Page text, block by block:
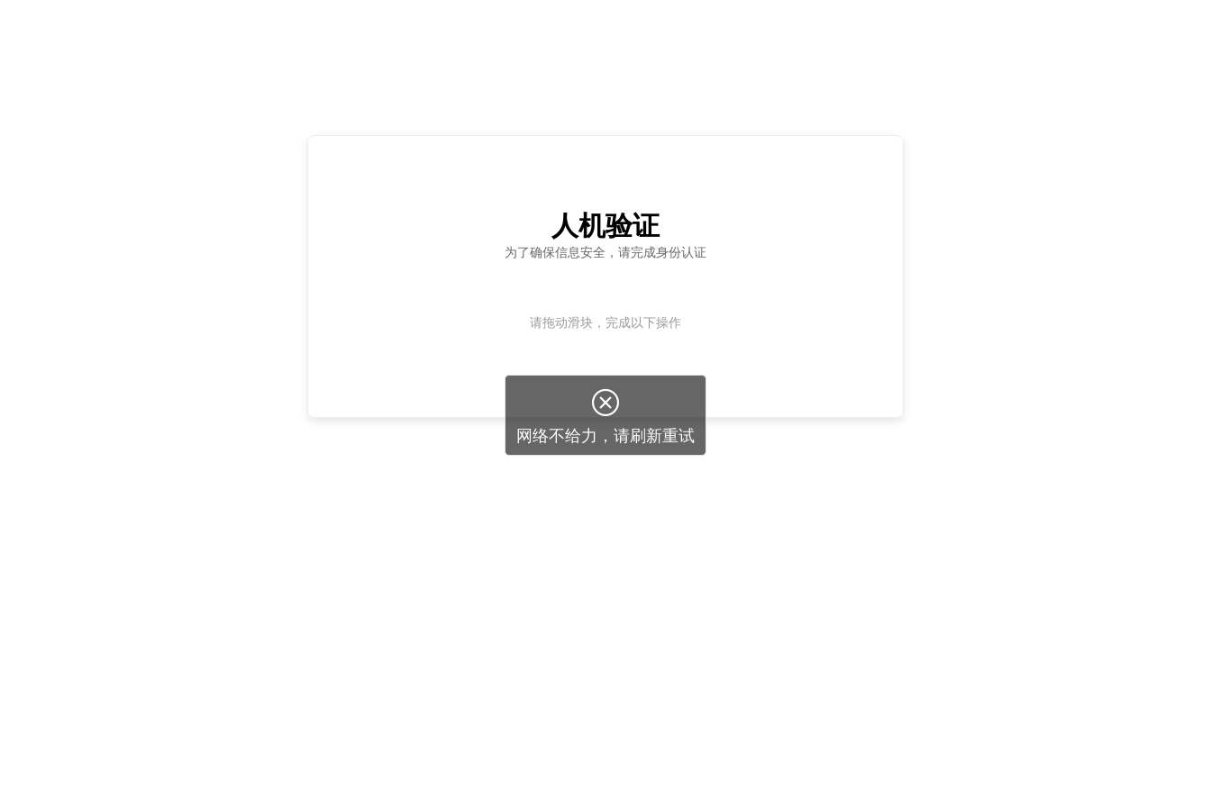
人机验证
为了确保信息安全，请完成身份认证
请拖动滑块，完成以下操作

网络不给力，请刷新重试